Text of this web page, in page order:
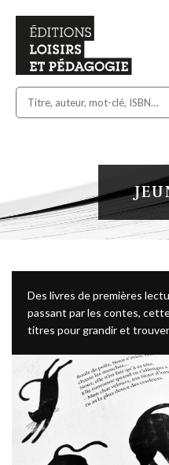
Des livres de premières
passant par les contes,
titres pour grandir et trouver